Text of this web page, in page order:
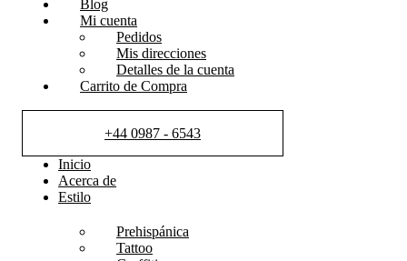
Blog
Mi cuenta
Pedidos
Mis direcciones
Detalles de la cuenta
Carrito de Compra
+44 0987 - 6543
Inicio
Acerca de
Estilo
Prehispánica
Tattoo